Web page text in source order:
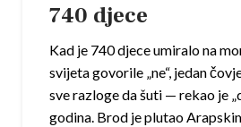
740 djece
Kad je 740 djece umiralo na
svijeta govorile „ne“, jedan
sve razloge da šuti — rekao je
godina. Brod je plutao